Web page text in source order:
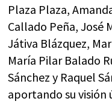
Plaza Plaza,
Callado Peña, José
Játiva Blázquez,
María Pilar Balado
Sánchez y Raquel
aportando su visión